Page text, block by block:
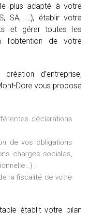
plus adapté à votre
SA, …), établir votre
et gérer toutes les
l’obtention de votre
d’entreprise,
Dore vous propose
déclarations
de vos obligations
charges sociales,
;
la fiscalité de votre
établit votre bilan